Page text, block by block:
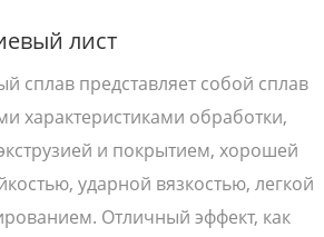
лист
сплав представляет собой сплав
характеристиками обработки,
и покрытием, хорошей
ударной вязкостью, легкой
Отличный эффект, как